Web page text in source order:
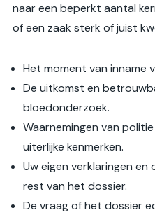
naar een beperkt aantal
of een zaak sterk of juist
Het moment van inname
De uitkomst en
bloedonderzoek.
Waarnemingen van
uiterlijke kenmerken.
Uw eigen verklaringen en
rest van het dossier.
De vraag of het dossier